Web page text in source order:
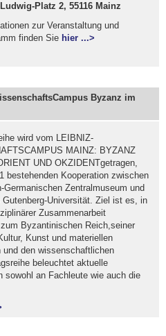
Platz 2, 55116 Mainz
zur Veranstaltung und
finden Sie hier ...>
Byzanz im
wird vom LEIBNIZ-
MAINZ: BYZANZ
UND OKZIDENTgetragen,
bestehenden Kooperation zwischen
Germanischen Zentralmuseum und
Gutenberg-Universität. Ziel ist es, in
Zusammenarbeit
Byzantinischen Reich,seiner
Kunst und materiellen
und den wissenschaftlichen
beleuchtet aktuelle
sowohl an Fachleute wie auch die